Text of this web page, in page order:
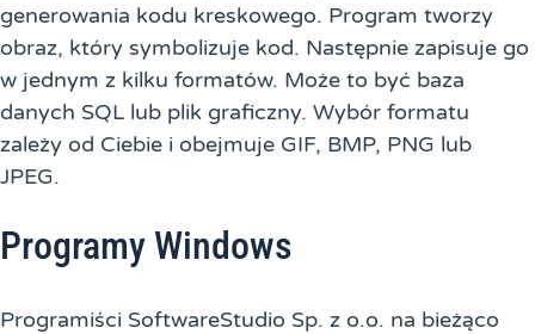
generowania kodu kreskowego. Program tworzy
obraz, który symbolizuje kod. Następnie zapisuje go
w jednym z kilku formatów. Może to być baza
danych SQL lub plik graficzny. Wybór formatu
zależy od Ciebie i obejmuje GIF, BMP, PNG lub
JPEG.
Programy Windows
Programiści SoftwareStudio Sp. z o.o. na bieżąco